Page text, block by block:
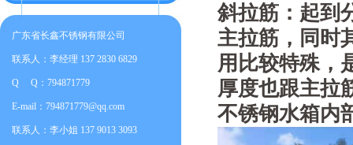
广东省长鑫不锈钢有限公司
联系人：李经理 137 2830 6829
Q Q：794871779
E-mail：794871779@qq.com
联系人：李小姐 137 9013 3093
斜拉筋：起到
主拉筋，同时
用比较特殊，
厚度也跟主拉
不锈钢水箱内